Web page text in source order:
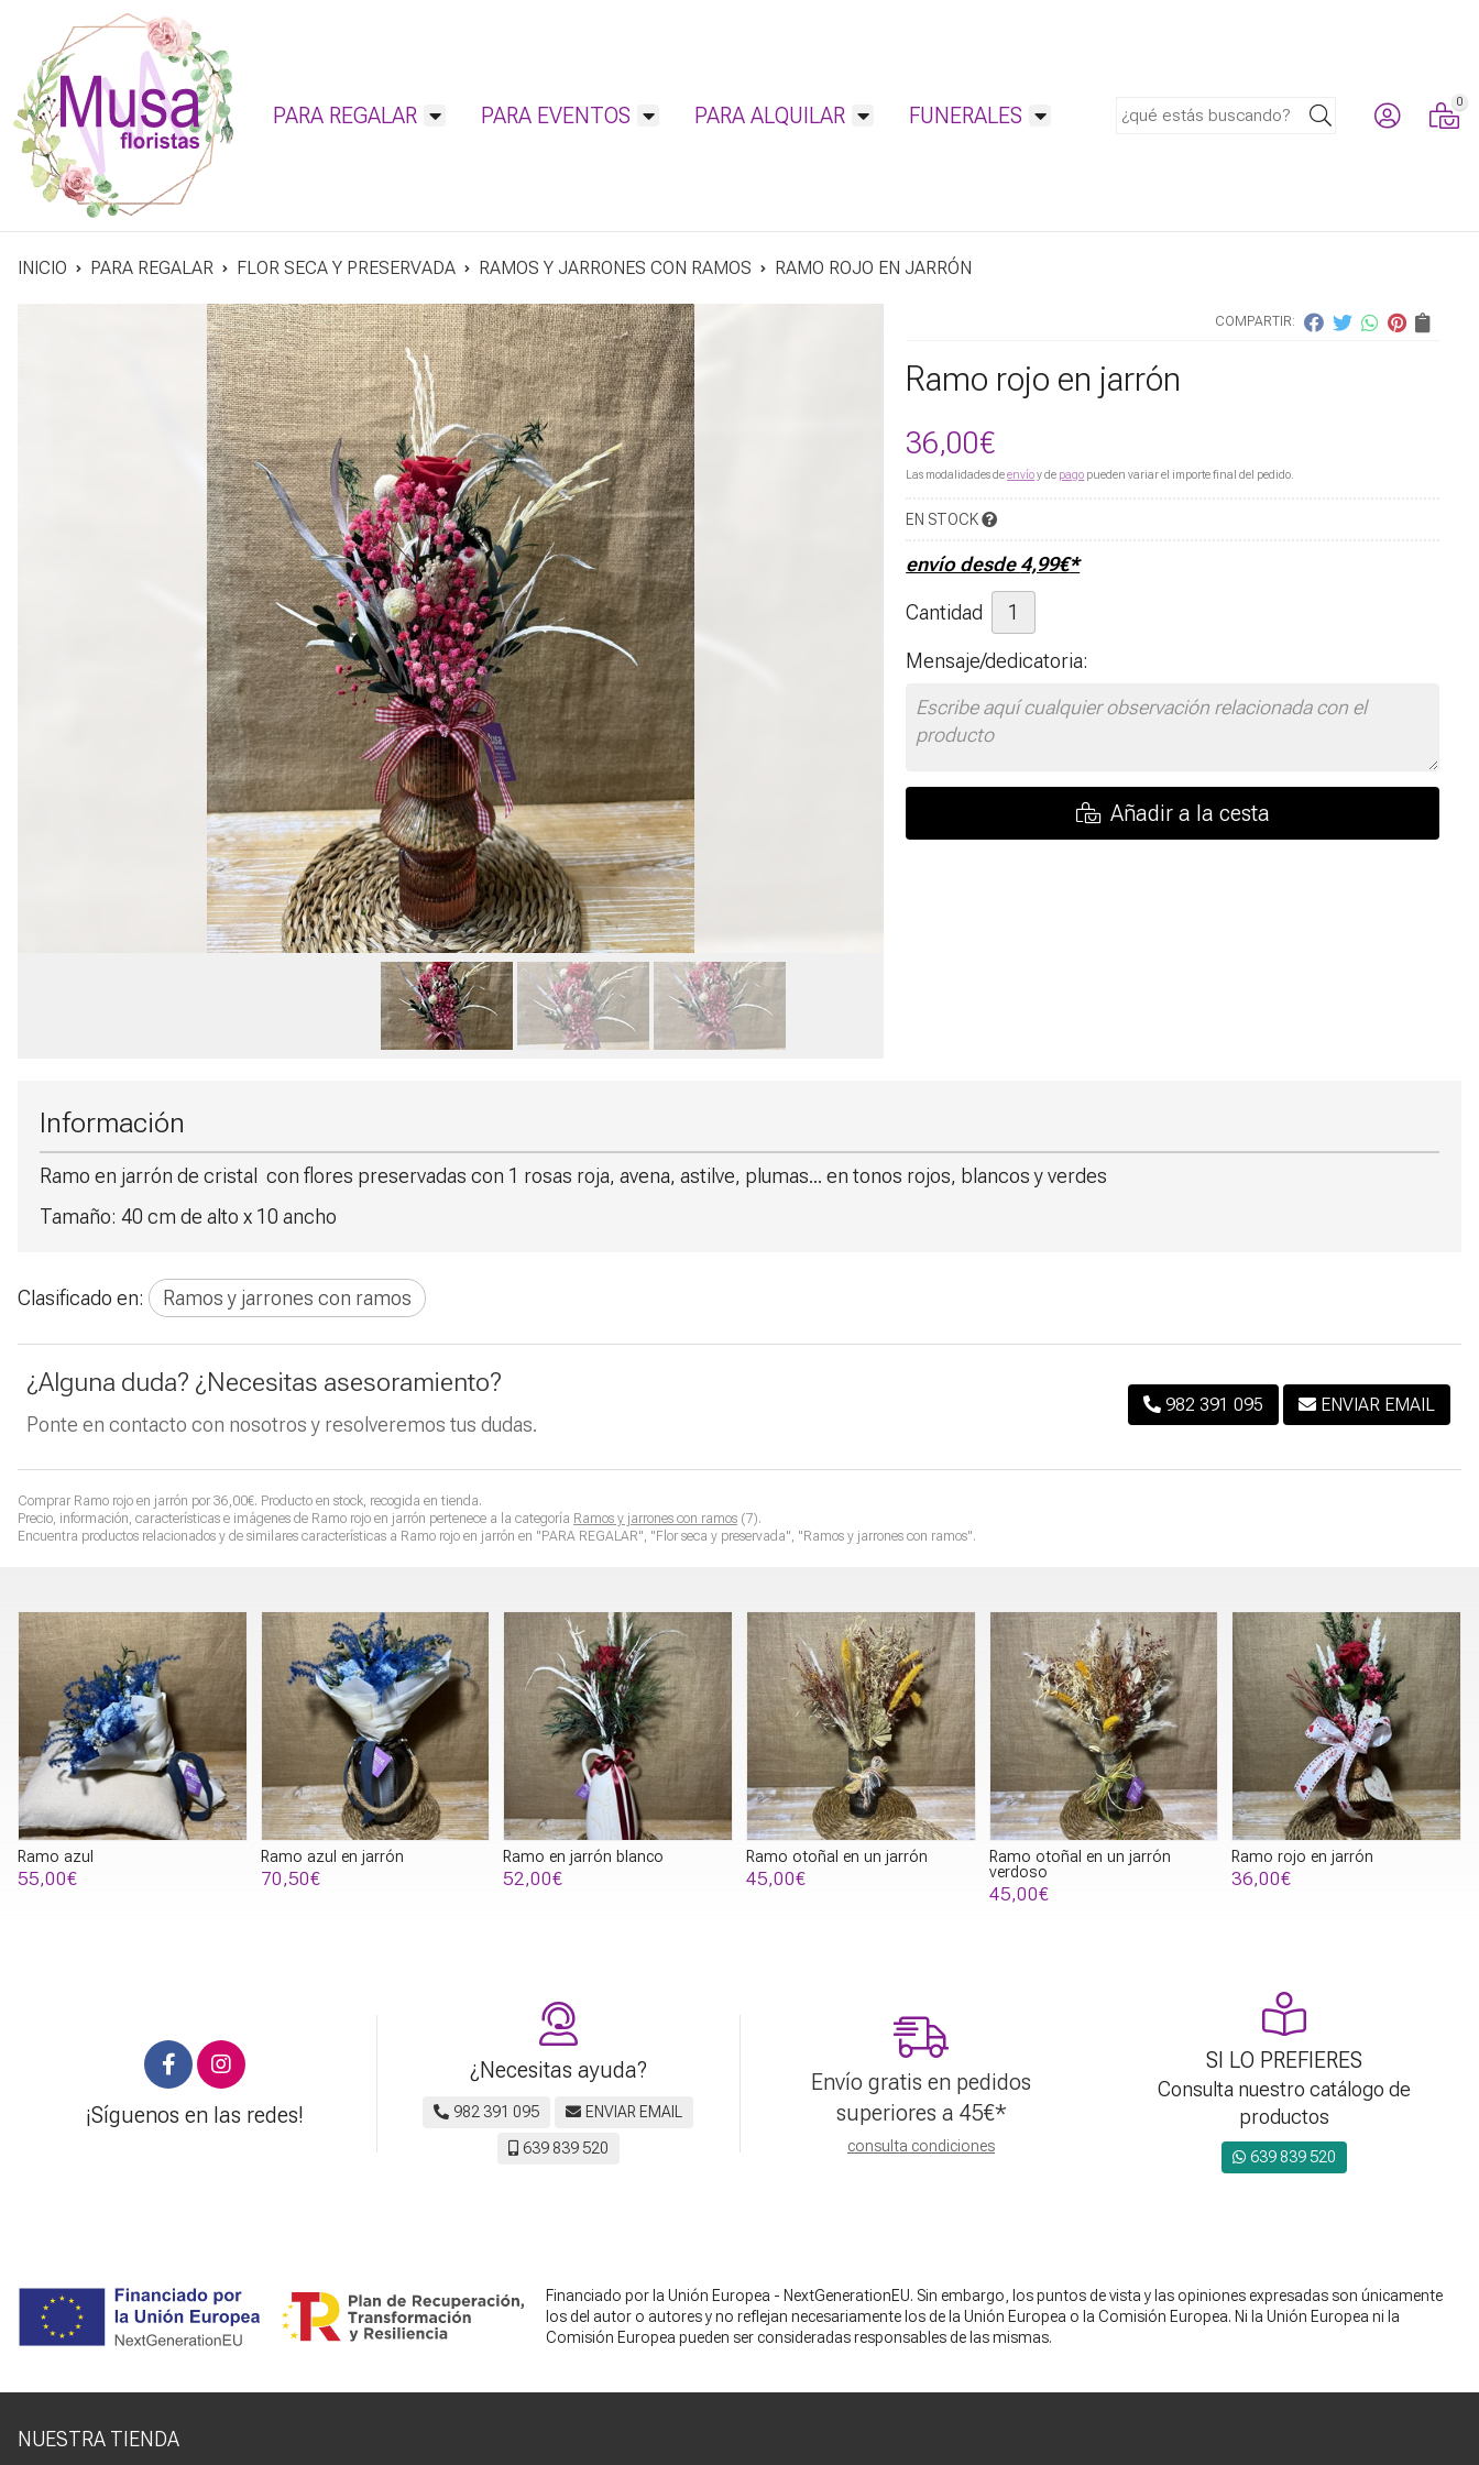
PARA REGALAR PARA EVENTOS PARA ALQUILAR FUNERALES Buscar 0
INICIO PARA REGALAR FLOR SECA Y PRESERVADA RAMOS Y JARRONES CON RAMOS RAMO ROJO EN JARRÓN
COMPARTIR:
Ramo rojo en jarrón
36,00€
Las modalidades deenvíoy de pago pueden variar el importe final del pedido.
EN STOCK
envío desde4,99€*
Cantidad
Mensaje/dedicatoria:
Añadir a la cesta
Comprar Ramo rojo en jarrón por 36,00€. Producto en stock, recogida en tienda.
Precio, información, características e imágenes de Ramo rojo en jarrón pertenece a la categoría Ramos y jarrones con ramos (7).
Encuentra productos relacionados y de similares características a Ramo rojo en jarrón en "PARA REGALAR", "Flor seca y preservada", "Ramos y jarrones con ramos".
Información
Ramo en jarrón de cristal con flores preservadas con 1 rosas roja, avena, astilve, plumas... en tonos rojos, blancos y verdes
Tamaño: 40 cm de alto x 10 ancho
Clasificado en: Ramos y jarrones con ramos
¿Alguna duda? ¿Necesitas asesoramiento?
Ponte en contacto con nosotros y resolveremos tus dudas.
982 391 095 ENVIAR EMAIL
Ramo azul
55,00€
Ramo azul en jarrón
70,50€
Ramo en jarrón blanco
52,00€
Ramo otoñal en un jarrón
45,00€
Ramo otoñal en un jarrón
verdoso
45,00€
Ramo rojo en jarrón
36,00€
¡Síguenos en las redes!
¿Necesitas ayuda?
982 391 095 ENVIAR EMAIL
639 839 520
Envío gratis en pedidos
superiores a 45€*
consulta condiciones
SI LO PREFIERES
Consulta nuestro catálogo de
productos
639 839 520
Financiado por la Unión Europea - NextGenerationEU. Sin embargo, los puntos de vista y las opiniones expresadas son únicamente
los del autor o autores y no reflejan necesariamente los de la Unión Europea o la Comisión Europea. Ni la Unión Europea ni la
Comisión Europea pueden ser consideradas responsables de las mismas.
NUESTRA TIENDA